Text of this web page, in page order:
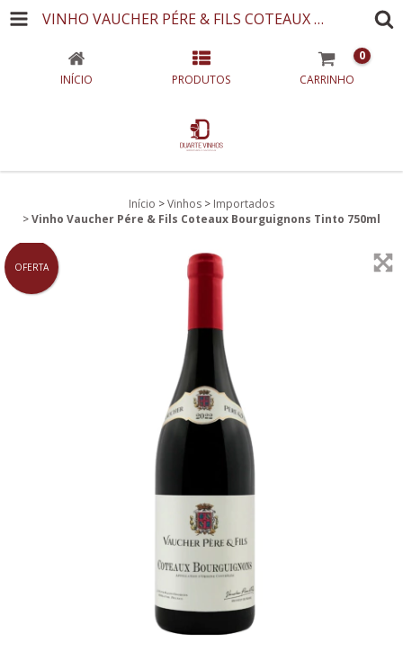
VINHO VAUCHER PÉRE & FILS COTEAUX BOURGUIGNONS TINTO 750ML
INÍCIO PRODUTOS CARRINHO
0
Início >Vinhos > Importados
>Vinho Vaucher Pére & Fils Coteaux Bourguignons Tinto 750ml
OFERTA